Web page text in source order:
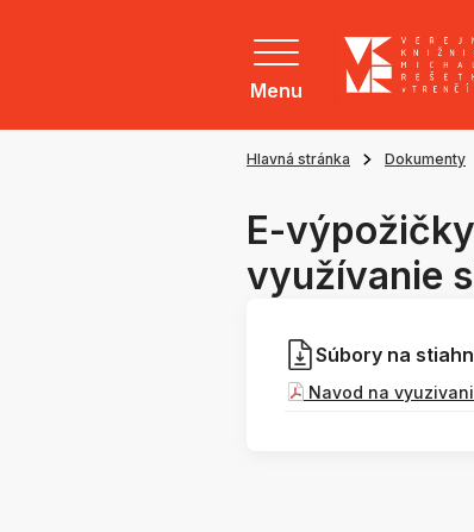
Menu
Hlavná stránka Dokumenty
E-
využívanie
Súbory na
Navod na